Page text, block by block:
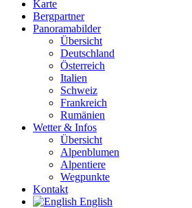
Karte
Bergpartner
Panoramabilder
Übersicht
Deutschland
Österreich
Italien
Schweiz
Frankreich
Rumänien
Wetter & Infos
Übersicht
Alpenblumen
Alpentiere
Wegpunkte
Kontakt
English